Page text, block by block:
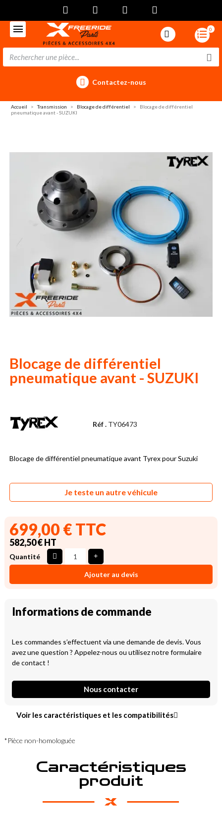
0
Contactez-nous
Accueil Transmission Blocage de différentiel
Blocage de différentiel
pneumatique avant - SUZUKI
Blocage de différentiel
pneumatique avant - SUZUKI
Réf . TY06473
Blocage de différentiel pneumatique avant Tyrex pour Suzuki
Je teste un autre véhicule
699,00 € TTC
582,50 € HT
Quantité
Ajouter au devis
Informations de commande
Les commandes s’effectuent via une demande de devis. Vous
avez une question ? Appelez-nous ou utilisez notre formulaire
de contact !
Nous contacter
Voir les caractéristiques et les compatibilités
*Pièce non-homologuée
Caractéristiques
produit